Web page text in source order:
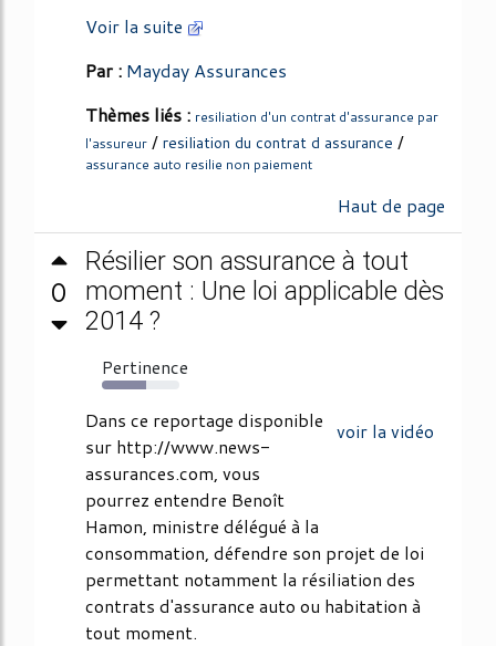
Voir la suite
Par : Mayday Assurances
Thèmes liés : resiliation d'un contrat d'assurance par
l'assureur / resiliation du contrat d assurance /
assurance auto resilie non paiement
Haut de page
0
Résilier son assurance à tout
moment : Une loi applicable dès
2014 ?
Pertinence
57%
voir la vidéo
Dans ce reportage disponible
sur http://www.news-
assurances.com, vous
pourrez entendre Benoît
Hamon, ministre délégué à la
consommation, défendre son projet de loi
permettant notamment la résiliation des
contrats d'assurance auto ou habitation à
tout moment.